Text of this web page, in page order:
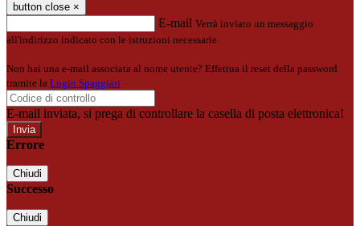
button close ×
E-mail Verrà inviato un messaggio
all'indirizzo indicato con le istruzioni necessarie.
Non hai una e-mail associata al nome utente? Effettua il reset della password
tramite la Login Spaggiari
E-mail inviata, si prega di controllare la casella di posta elettronica!
Errore
Chiudi
Successo
Chiudi